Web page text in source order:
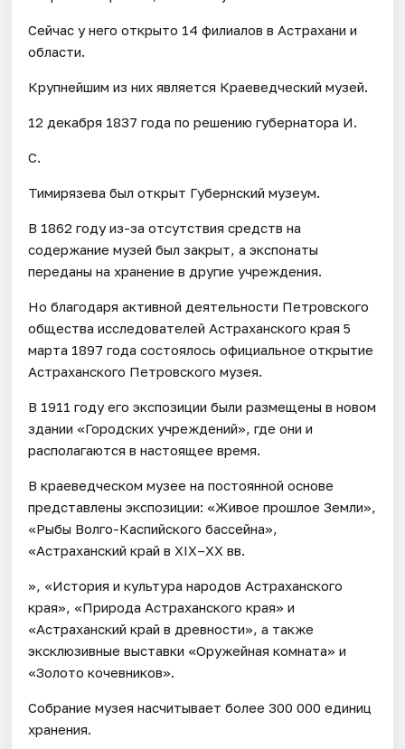
Сейчас у него открыто 14 филиалов в Астрахани и
области.
Крупнейшим из них является Краеведческий музей.
12 декабря 1837 года по решению губернатора И.
С.
Тимирязева был открыт Губернский музеум.
В 1862 году из-за отсутствия средств на
содержание музей был закрыт, а экспонаты
переданы на хранение в другие учреждения.
Но благодаря активной деятельности Петровского
общества исследователей Астраханского края 5
марта 1897 года состоялось официальное открытие
Астраханского Петровского музея.
В 1911 году его экспозиции были размещены в новом
здании «Городских учреждений», где они и
располагаются в настоящее время.
В краеведческом музее на постоянной основе
представлены экспозиции: «Живое прошлое Земли»,
«Рыбы Волго-Каспийского бассейна»,
«Астраханский край в XIX–XX вв.
», «История и культура народов Астраханского
края», «Природа Астраханского края» и
«Астраханский край в древности», а также
эксклюзивные выставки «Оружейная комната» и
«Золото кочевников».
Собрание музея насчитывает более 300 000 единиц
хранения.